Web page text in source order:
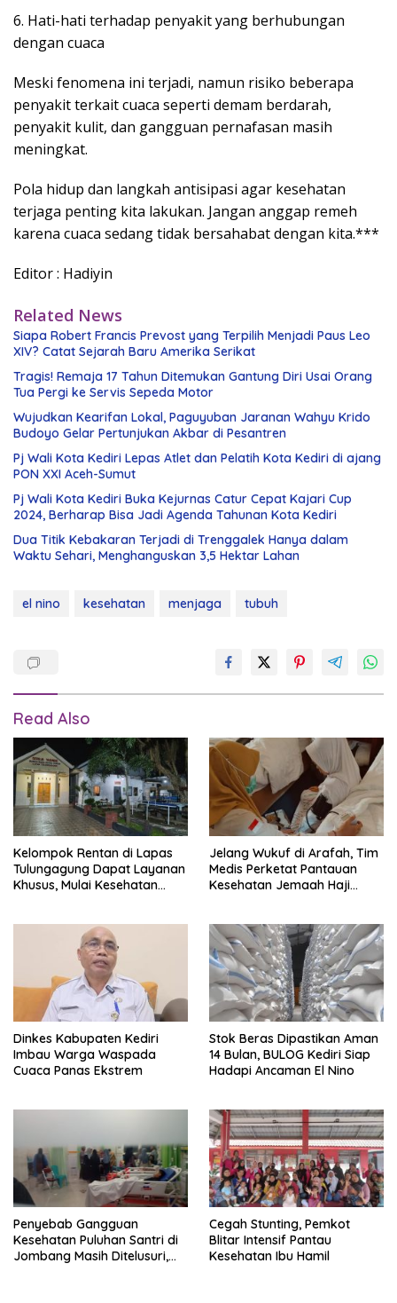
6. Hati-hati terhadap penyakit yang berhubungan
dengan cuaca
Meski fenomena ini terjadi, namun risiko beberapa
penyakit terkait cuaca seperti demam berdarah,
penyakit kulit, dan gangguan pernafasan masih
meningkat.
Pola hidup dan langkah antisipasi agar kesehatan
terjaga penting kita lakukan. Jangan anggap remeh
karena cuaca sedang tidak bersahabat dengan kita.***
Editor : Hadiyin
Related News
Siapa Robert Francis Prevost yang Terpilih Menjadi Paus Leo
XIV? Catat Sejarah Baru Amerika Serikat
Tragis! Remaja 17 Tahun Ditemukan Gantung Diri Usai Orang
Tua Pergi ke Servis Sepeda Motor
Wujudkan Kearifan Lokal, Paguyuban Jaranan Wahyu Krido
Budoyo Gelar Pertunjukan Akbar di Pesantren
Pj Wali Kota Kediri Lepas Atlet dan Pelatih Kota Kediri di ajang
PON XXI Aceh-Sumut
Pj Wali Kota Kediri Buka Kejurnas Catur Cepat Kajari Cup
2024, Berharap Bisa Jadi Agenda Tahunan Kota Kediri
Dua Titik Kebakaran Terjadi di Trenggalek Hanya dalam
Waktu Sehari, Menghanguskan 3,5 Hektar Lahan
el nino kesehatan menjaga tubuh
Read Also
Kelompok Rentan di Lapas
Tulungagung Dapat Layanan
Khusus, Mulai Kesehatan
Jelang Wukuf di Arafah, Tim
Medis Perketat Pantauan
Kesehatan Jemaah Haji
Dinkes Kabupaten Kediri
Imbau Warga Waspada
Cuaca Panas Ekstrem
Stok Beras Dipastikan Aman
14 Bulan, BULOG Kediri Siap
Hadapi Ancaman El Nino
Penyebab Gangguan
Kesehatan Puluhan Santri di
Jombang Masih Ditelusuri,
Cegah Stunting, Pemkot
Blitar Intensif Pantau
Kesehatan Ibu Hamil